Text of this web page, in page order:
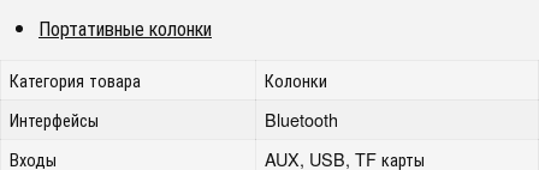
Портативные колонки
Категория товара
Колонки
Интерфейсы
Bluetooth
Входы
AUX, USB, TF карты